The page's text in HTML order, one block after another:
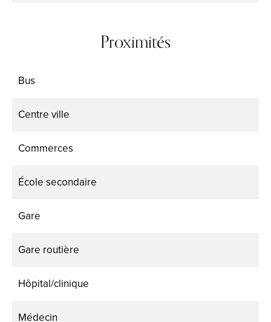
Proximités
Bus
Centre ville
Commerces
École secondaire
Gare
Gare routière
Hôpital/clinique
Médecin